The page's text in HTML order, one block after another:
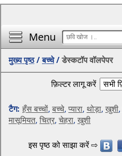
Menu
मुख्य पृष्ठ/बच्चे/डेस्कटॉप वॉलपेपर
फ़िल्टर लागू करें
टैग: हँस बच्चों, बच्चे, प्यारा, थोड़ा, खुशी,
मासूमियत, चित्र, चेहरा, खुशी